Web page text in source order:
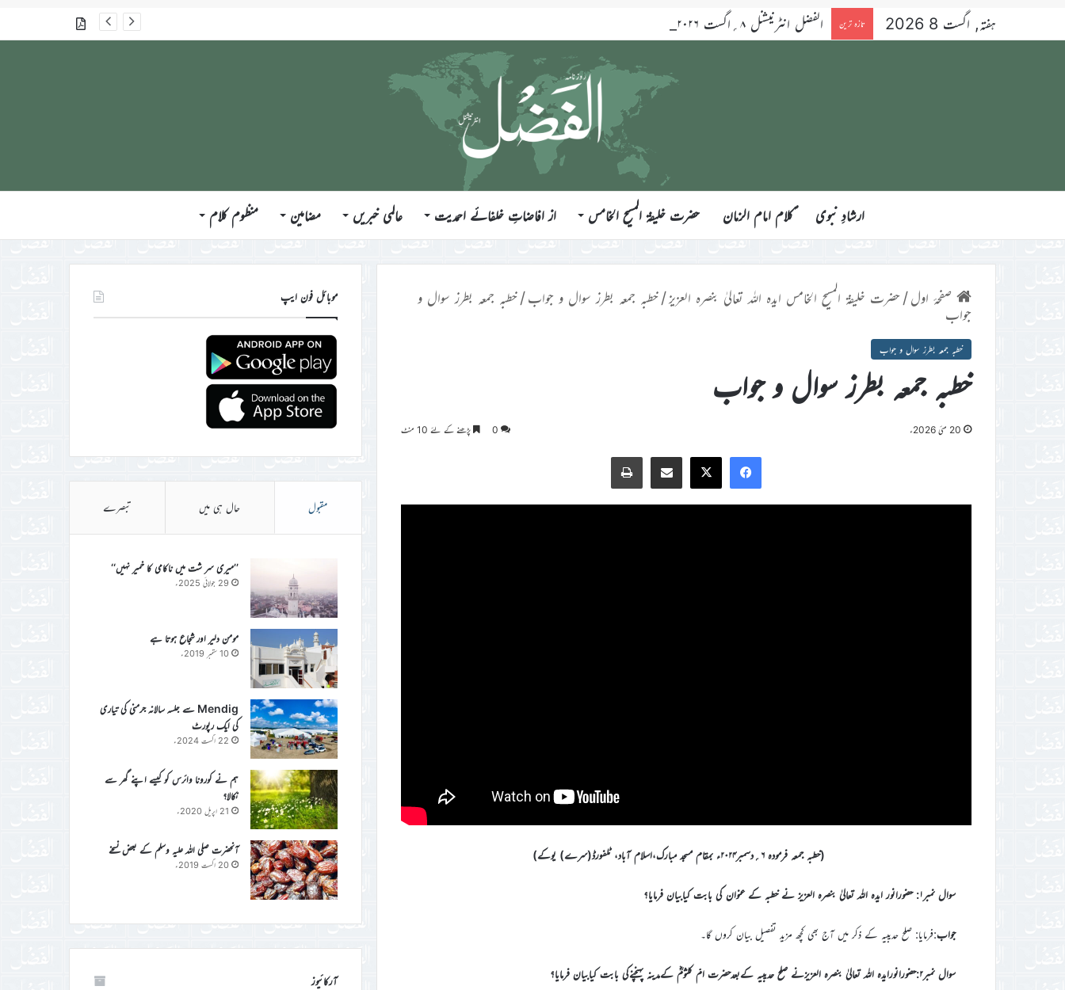
ہفتہ, اگست 8 2026 تازہ ترین الفضل انٹرنیشنل ۸؍اگست ۲۰۲۶ء گذشتہ شمارے
ارشادِ نبوی ؑکلام امام الزمان حضرت خلیفۃ المسیح الخامس از افاضاتِ خلفائے احمدیت عالمی خبریں مضامین منظوم کلام
صفحۂ اول/حضرت خلیفۃ المسیح الخامس ایدہ اللہ تعالیٰ بنصرہ العزیز/خطبہ جمعہ بطرز سوال و جواب/خطبہ جمعہ بطرز سوال و
جواب
خطبہ جمعہ بطرز سوال و جواب
خطبہ جمعہ بطرز سوال و جواب
20 مئی 2026ء 0 پڑھنے کے لئے 10 منٹ
Facebook
X
Share via Email
Print
(خطبہ جمعہ فرمودہ ۶؍دسمبر۲۰۲۴ء بمقام مسجد مبارک،اسلام آباد، ٹلفورڈ(سرے) یوکے)
سوال نمبر۱: حضورانور ایدہ اللہ تعالیٰ بنصرہ العزیز نے خطبہ کے عنوان کی بابت کیابیان فرمایا؟
جواب:فرمایا: صلح حدیبیہ کے ذکر میں آج بھی کچھ مزید تفصیل بیان کروں گا۔
سوال نمبر۲:حضورانورایدہ اللہ تعالیٰ بنصرہ العزیزنے صلح حدیبیہ کےبعدحضرت امّ کلثومؓ کےمدینہ پہنچنےکی بابت کیابیان فرمایا؟
موبائل فون ایپ
مقبول حال ہی میں تبصرے
’’میری سر شت میں ناکامی کا خمیر نہیں‘‘
29 جولائی 2025ء
مومن دلیر اور شجاع ہوتا ہے
10 ستمبر 2019ء
Mendig سے جلسہ سالانہ جرمنی کی تیاری
کی ایک رپورٹ
22 اگست 2024ء
ہم نے کورونا وائرس کو کیسے اپنے گھر سے
نکالا؟
21 اپریل 2020ء
آنحضرت صلی اللہ علیہ وسلم کے بعض نسخے
20 اگست 2019ء
آرکائیوز